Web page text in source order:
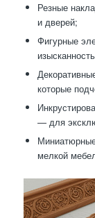
Резные
и дверей;
Фигурные
которые
— для
мелкой